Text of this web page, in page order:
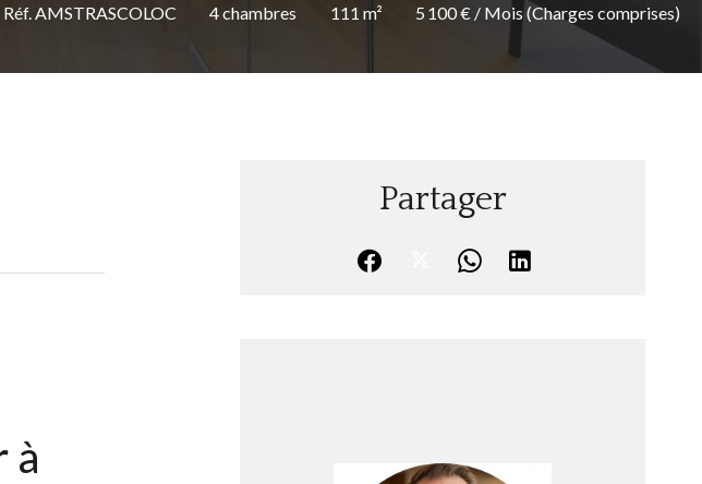
Réf. AMSTRASCOLOC 4 chambres 111 m² 5 100 € / Mois (Charges comprises)
à
Partager